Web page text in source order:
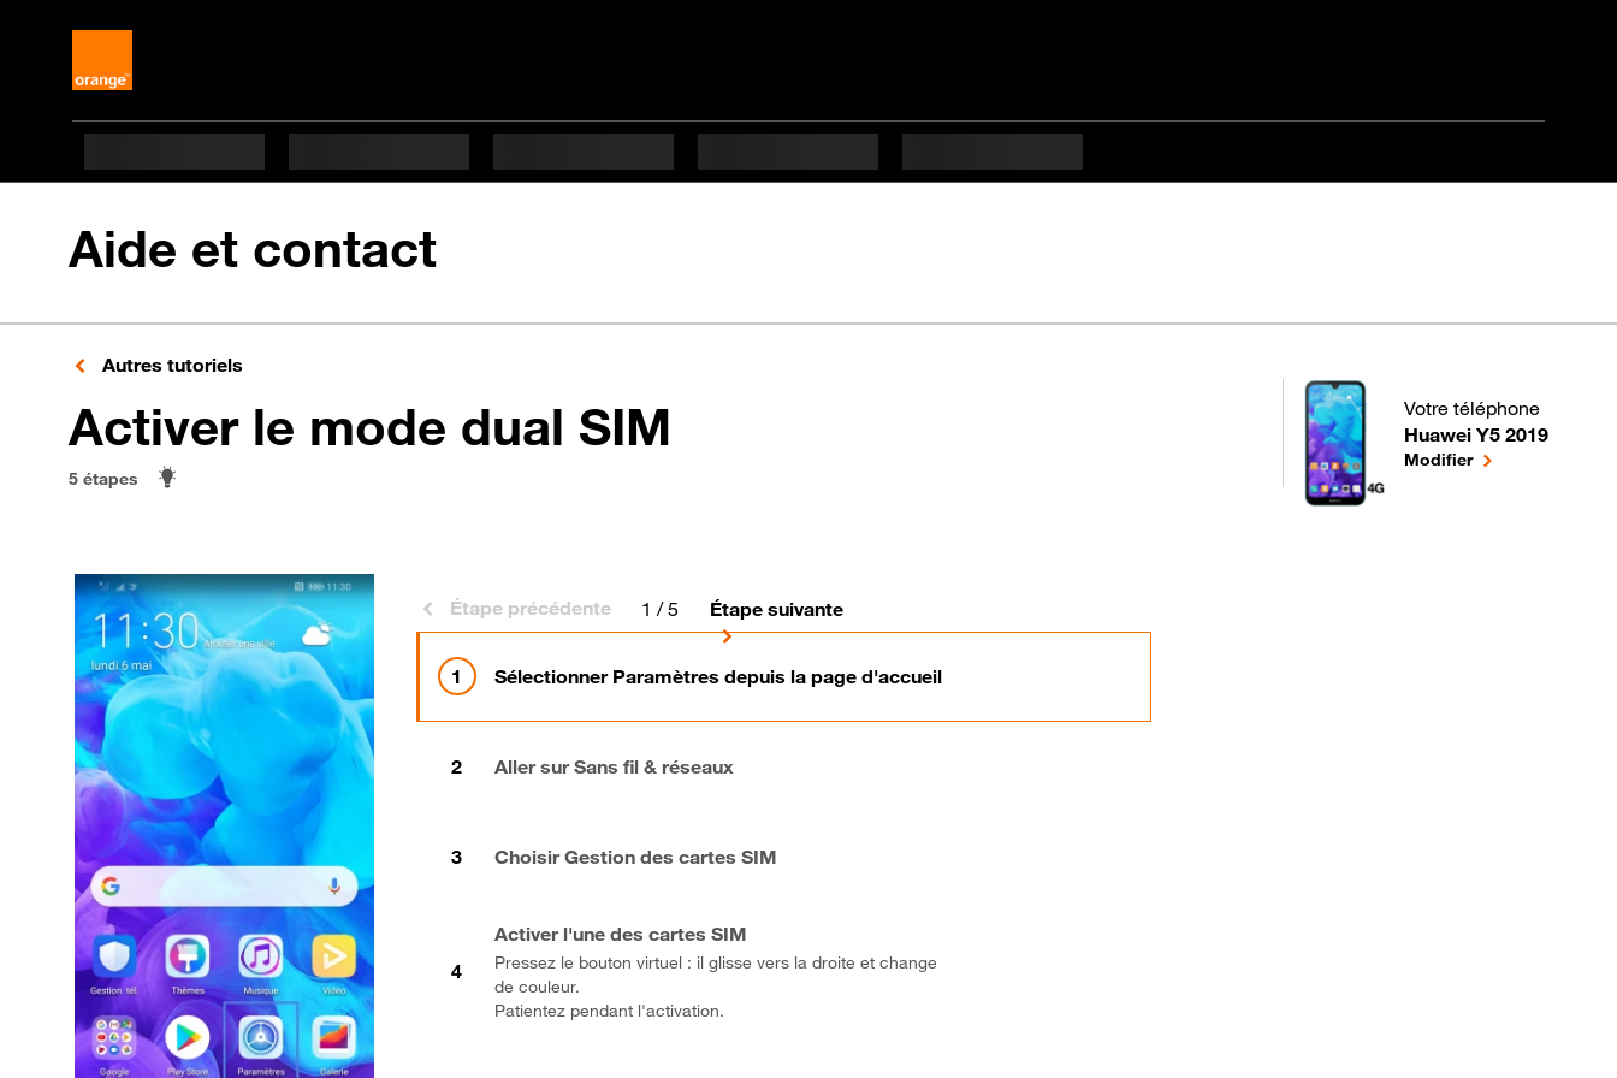
Aide et contact
Autres tutoriels
Activer le mode dual SIM
5 étapes
Votre téléphone
Huawei Y5 2019
pour votre Huawei Y5
Modifierle téléphone
Étape précédente 1 / 5 Étape suivante
Sélectionner Paramètres depuis la page d'accueil
Aller sur Sans fil & réseaux
Choisir Gestion des cartes SIM
Activer l'une des cartes SIM
Pressez le bouton virtuel : il glisse vers la droite et change
de couleur.
Patientez pendant l'activation.